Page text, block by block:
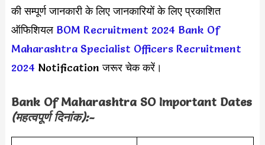
की सम्पूर्ण जानकारी के लिए जानकारियों के लिए प्रकाशित
ऑफिशियल BOM Recruitment 2024 Bank Of
Maharashtra Specialist Officers Recruitment
2024 Notification जरूर चेक करें।
Bank Of Maharashtra SO Important Dates
(महत्वपूर्ण दिनांक):-